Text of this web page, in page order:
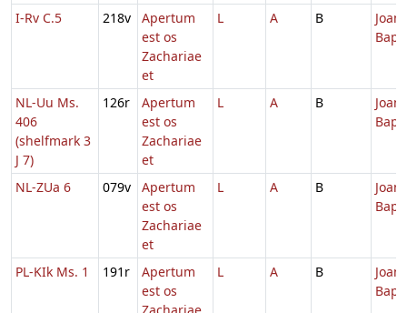
I-Rv C.5 218v
Apertum
est os
Zachariae
et
L A B
NL-Uu Ms.
406
(shelfmark 3
J 7)
126r
Apertum
est os
Zachariae
et
L A B
NL-ZUa 6 079v
Apertum
est os
Zachariae
et
L A B
PL-KIk Ms. 1 191r
Apertum
est os
L A B